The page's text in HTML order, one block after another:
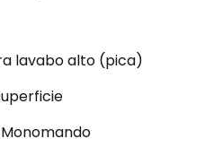
lavabo alto (pica)
Monomando